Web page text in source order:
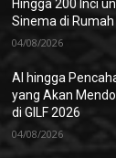
Hingga 200 Inci
Sinema di Rumah
04/08/2026
AI hingga
yang Akan
di GILF 2026
04/08/2026